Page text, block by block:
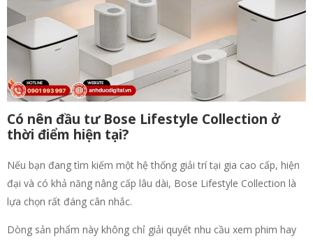
Có nên đầu tư Bose Lifestyle Collection ở
thời điểm hiện tại?
Nếu bạn đang tìm kiếm một hệ thống giải trí tại gia cao cấp, hiện
đại và có khả năng nâng cấp lâu dài, Bose Lifestyle Collection là
lựa chọn rất đáng cân nhắc.
Dòng sản phẩm này không chỉ giải quyết nhu cầu xem phim hay